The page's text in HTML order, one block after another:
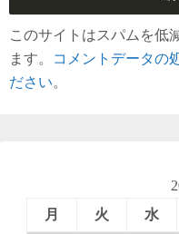
このサイトはスパムを低
ます。
コメントデータの
ださい。
月
火 水